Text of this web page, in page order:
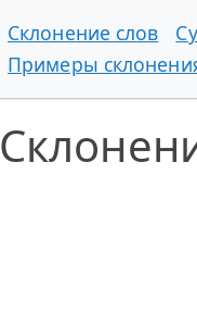
Склонение слов
Примеры